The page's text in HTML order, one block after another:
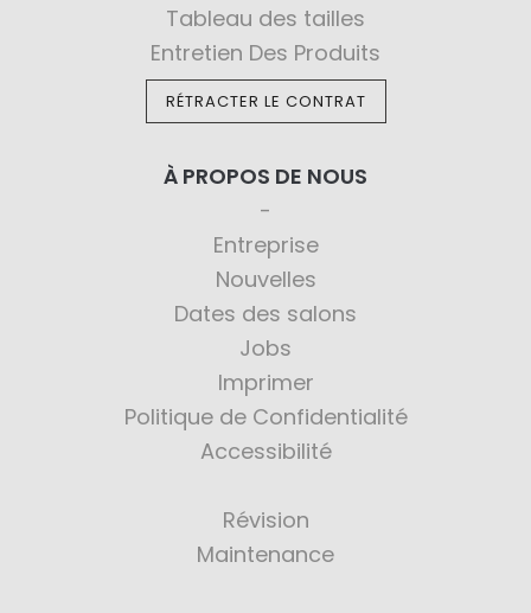
Tableau des tailles
Entretien Des Produits
RÉTRACTER LE CONTRAT
À PROPOS DE NOUS
Entreprise
Nouvelles
Dates des salons
Jobs
Imprimer
Politique de Confidentialité
Accessibilité
Révision
Maintenance